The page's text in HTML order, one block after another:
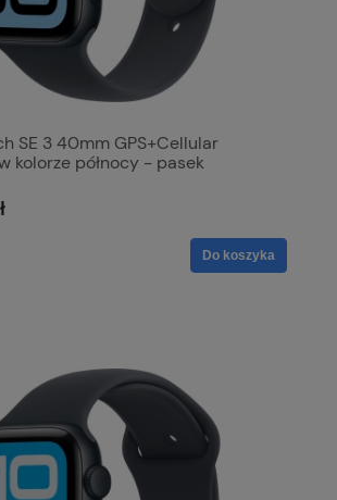
SE 3 40mm GPS+Cellular
kolorze północy - pasek
Do koszyka